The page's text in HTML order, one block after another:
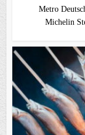
Metro
Michelin